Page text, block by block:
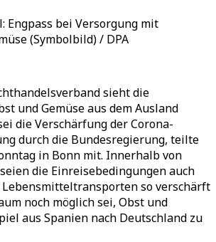
Engpass bei Versorgung mit
(Symbolbild) / DPA
sieht die
und Gemüse aus dem Ausland
die Verschärfung der Corona-
durch die Bundesregierung, teilte
in Bonn mit. Innerhalb von
die Einreisebedingungen auch
so verschärft
noch möglich sei, Obst und
aus Spanien nach Deutschland zu